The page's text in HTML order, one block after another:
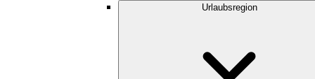
Urlaubsregion